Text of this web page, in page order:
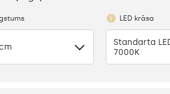
LED krāsa
Standarta
7000K